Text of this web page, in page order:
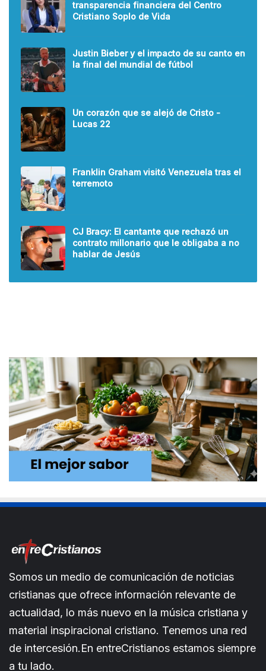
transparencia financiera del Centro
Cristiano Soplo de Vida
Justin Bieber y el impacto de su canto en
la final del mundial de fútbol
Un corazón que se alejó de Cristo -
Lucas 22
Franklin Graham visitó Venezuela tras el
terremoto
CJ Bracy: El cantante que rechazó un
contrato millonario que le obligaba a no
hablar de Jesús
Somos un medio de comunicación de noticias
cristianas que ofrece información relevante de
actualidad, lo más nuevo en la música cristiana y
material inspiracional cristiano. Tenemos una red
de intercesión.En entreCristianos estamos siempre
a tu lado.